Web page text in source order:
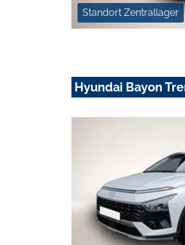
Standort Zentrallager
Hyundai Bayon